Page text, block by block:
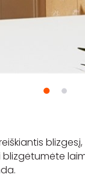
blizgėtumėte